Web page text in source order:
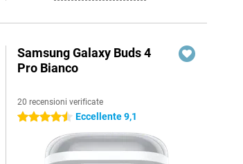
Samsung Galaxy Buds 4
Pro Bianco
20 recensioni verificate
4.5 stelle Eccellente 9,1